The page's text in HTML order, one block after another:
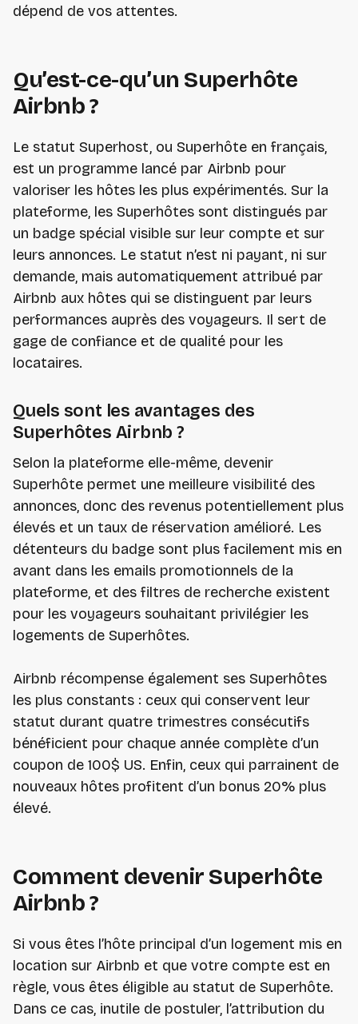
dépend de vos attentes.
Qu’est-ce-qu’un Superhôte
Airbnb ?
Le statut Superhost, ou Superhôte en français,
est un programme lancé par Airbnb pour
valoriser les hôtes les plus expérimentés. Sur la
plateforme, les Superhôtes sont distingués par
un badge spécial visible sur leur compte et sur
leurs annonces. Le statut n’est ni payant, ni sur
demande, mais automatiquement attribué par
Airbnb aux hôtes qui se distinguent par leurs
performances auprès des voyageurs. Il sert de
gage de confiance et de qualité pour les
locataires.
Quels sont les avantages des
Superhôtes Airbnb ?
Selon la plateforme elle-même, devenir
Superhôte permet une meilleure visibilité des
annonces, donc des revenus potentiellement plus
élevés et un taux de réservation amélioré. Les
détenteurs du badge sont plus facilement mis en
avant dans les emails promotionnels de la
plateforme, et des filtres de recherche existent
pour les voyageurs souhaitant privilégier les
logements de Superhôtes.
Airbnb récompense également ses Superhôtes
les plus constants : ceux qui conservent leur
statut durant quatre trimestres consécutifs
bénéficient pour chaque année complète d’un
coupon de 100$ US. Enfin, ceux qui parrainent de
nouveaux hôtes profitent d’un bonus 20% plus
élevé.
Comment devenir Superhôte
Airbnb ?
Si vous êtes l’hôte principal d’un logement mis en
location sur Airbnb et que votre compte est en
règle, vous êtes éligible au statut de Superhôte.
Dans ce cas, inutile de postuler, l’attribution du